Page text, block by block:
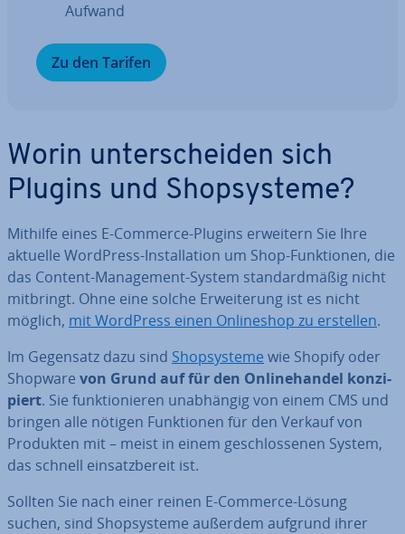
Aufwand
Zu den Tarifen
Worin un­ter­schei­den sich
Plugins und Shop­sys­te­me?
Mithilfe eines E-Commerce-Plugins erweitern Sie Ihre
aktuelle WordPress-In­stal­la­ti­on um Shop-Funk­tio­nen, die
das Content-Ma­nage­ment-System stan­dard­mä­ßig nicht
mitbringt. Ohne eine solche Er­wei­te­rung ist es nicht
möglich, mit WordPress einen On­line­shop zu erstellen.
Im Gegensatz dazu sind Shop­sys­te­me wie Shopify oder
Shopware von Grund auf für den On­line­han­del kon­zi­
piert. Sie funk­tio­nie­ren un­ab­hän­gig von einem CMS und
bringen alle nötigen Funk­tio­nen für den Verkauf von
Produkten mit – meist in einem ge­schlos­se­nen System,
das schnell ein­satz­be­reit ist.
Sollten Sie nach einer reinen E-Commerce-Lösung
suchen, sind Shop­sys­te­me außerdem aufgrund ihrer